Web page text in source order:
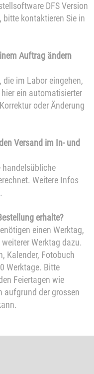
DFS Version
bitte kontaktieren Sie in
Auftrag ändern
im Labor eingehen,
ein automatisierter
oder Änderung
Versand im In- und
handelsübliche
Weitere Infos
.
erhalte?
einen Werktag,
Werktag dazu.
Kalender, Fotobuch
Werktage. Bitte
Feiertagen wie
aufgrund der grossen